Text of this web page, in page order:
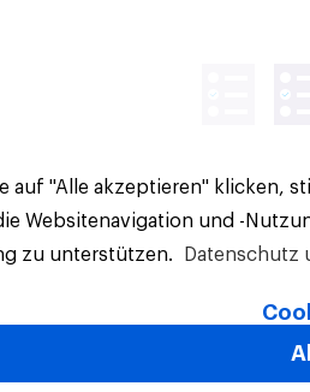
auf "Alle akzeptieren" klicken,
Websitenavigation und -
zu unterstützen.
Datenschutz